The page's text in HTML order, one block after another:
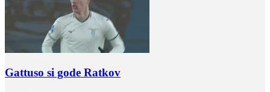
Gattuso si gode Ratkov